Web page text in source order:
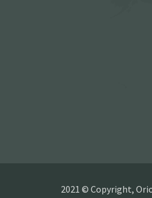
2021 © Copyright,